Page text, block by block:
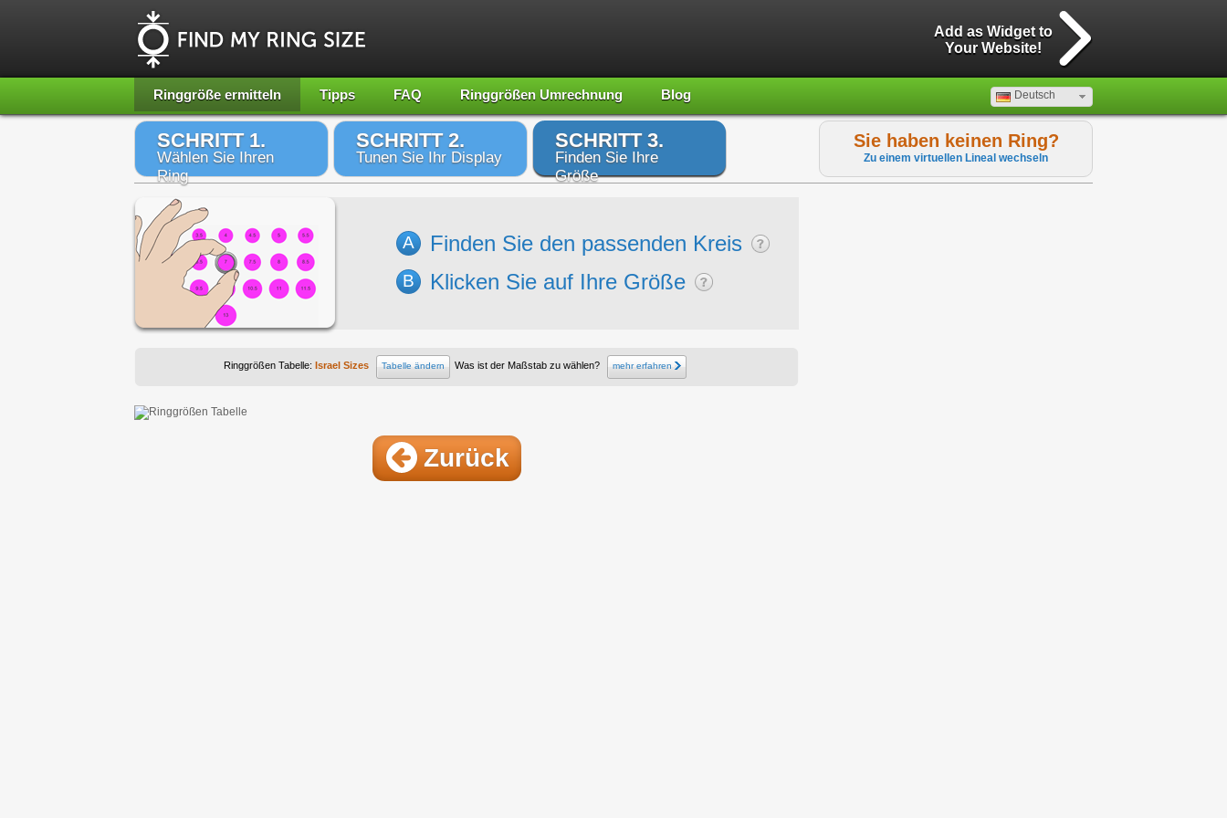
Add as Widget to
Your Website!
Ringgröße ermitteln Tipps FAQ Ringgrößen Umrechnung Blog Deutsch
SCHRITT 1.
Wählen Sie Ihren
Ring
SCHRITT 2.
Tunen Sie Ihr Display
SCHRITT 3.
Finden Sie Ihre
Größe
Sie haben keinen Ring?
Zu einem virtuellen Lineal wechseln
A Finden Sie den passenden Kreis
B Klicken Sie auf Ihre Größe
Ringgrößen Tabelle: Israel Sizes Tabelle ändern Was ist der Maßstab zu wählen? mehr erfahren
Zurück